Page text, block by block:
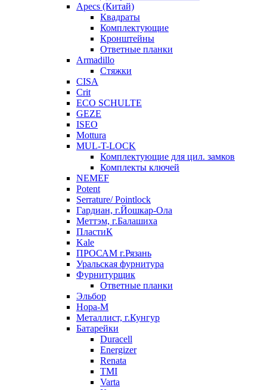
Apecs (Китай)
Квадраты
Комплектующие
Кронштейны
Ответные планки
Armadillo
Стяжки
CISA
Crit
ECO SCHULTE
GEZE
ISEO
Mottura
MUL-T-LOCK
Комплектующие для цил. замков
Комплекты ключей
NEMEF
Potent
Serrature/ Pointlock
Гардиан, г.Йошкар-Ола
Меттэм, г.Балашиха
ПластиК
Kale
ПРОСАМ г.Рязань
Уральская фурнитура
Фурнитурщик
Ответные планки
Эльбор
Нора-М
Металлист, г.Кунгур
Батарейки
Duracell
Energizer
Renata
TMI
Varta